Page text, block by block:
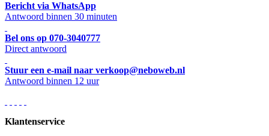
Bericht via WhatsApp
Antwoord binnen 30 minuten
Bel ons op 070-3040777
Direct antwoord
Stuur een e-mail naar verkoop@neboweb.nl
Antwoord binnen 12 uur
Klantenservice